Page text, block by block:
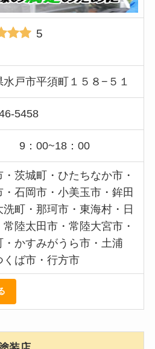
5
水戸市平須町１５８−５１
5458
9：00~18：00
・茨城町・ひたちなか市・
・石岡市・小美玉市・鉾田
洗町・那珂市・東海村・日
常陸太田市・常陸大宮市・
・かすみがうら市・土浦
くば市・行方市